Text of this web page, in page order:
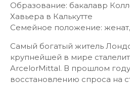
Образование: бакалавр
Хавьера в Калькутте
Семейное положение:
Самый богатый житель
крупнейшей в мире
ArcelorMittal. В прошлом
восстановлению спроса на